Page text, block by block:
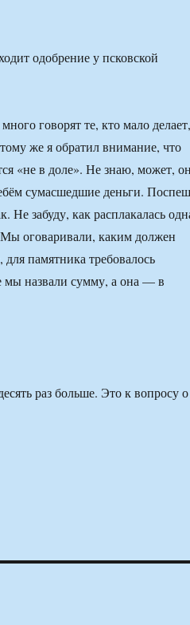
одобрение у псковской
говорят те, кто мало
же я обратил внимание, что
«не в доле». Не знаю, может,
сумасшедшие деньги.
Не забуду, как расплакалась
оговаривали, каким должен
памятника требовалось
мы назвали сумму, а она — в
раз больше. Это к вопросу о